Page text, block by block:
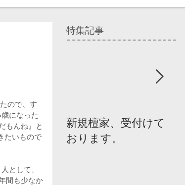
ので、す
になった
もんね』と
たいもので
として、
間も少なか
特集記事
新規檀家、受付けて
おります。